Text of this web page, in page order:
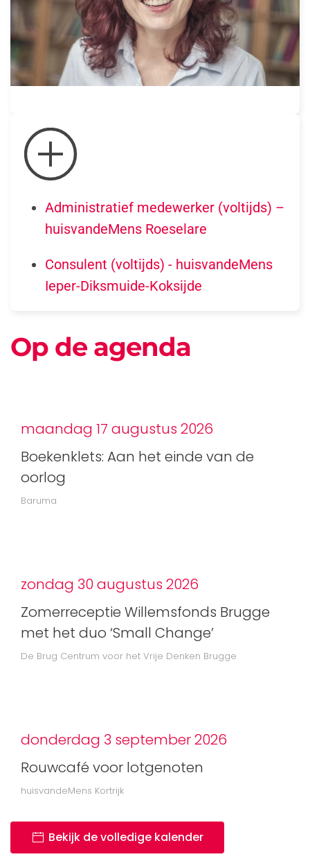
Administratief medewerker (voltijds) –
huisvandeMens Roeselare
Consulent (voltijds) - huisvandeMens
Ieper-Diksmuide-Koksijde
Op de agenda
maandag 17 augustus 2026
Boekenklets: Aan het einde van de
oorlog
Baruma
zondag 30 augustus 2026
Zomerreceptie Willemsfonds Brugge
met het duo ‘Small Change’
De Brug Centrum voor het Vrije Denken Brugge
donderdag 3 september 2026
Rouwcafé voor lotgenoten
huisvandeMens Kortrijk
Bekijk de volledige kalender